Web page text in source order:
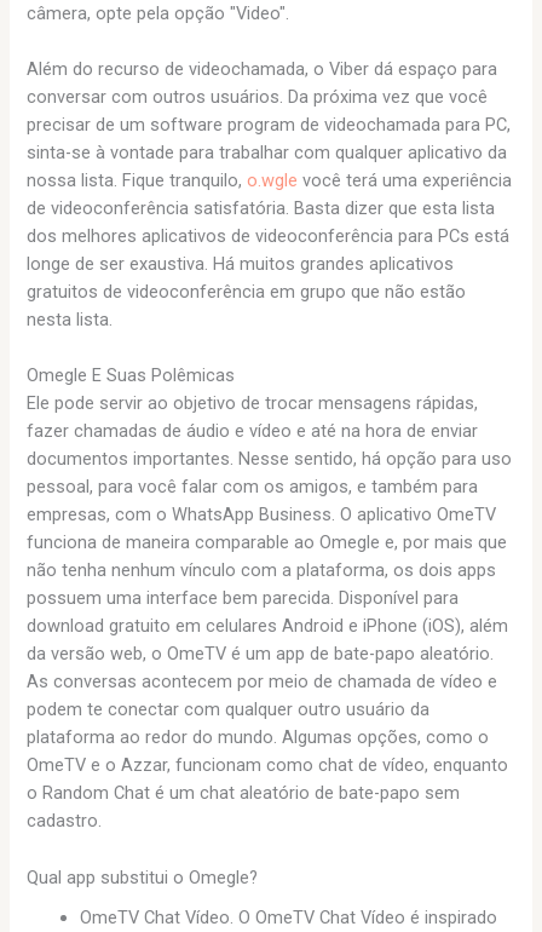
câmera, opte pela opção "Video".
Além do recurso de videochamada, o Viber dá espaço para
conversar com outros usuários. Da próxima vez que você
precisar de um software program de videochamada para PC,
sinta-se à vontade para trabalhar com qualquer aplicativo da
nossa lista. Fique tranquilo, o.wgle você terá uma experiência
de videoconferência satisfatória. Basta dizer que esta lista
dos melhores aplicativos de videoconferência para PCs está
longe de ser exaustiva. Há muitos grandes aplicativos
gratuitos de videoconferência em grupo que não estão
nesta lista.
Omegle E Suas Polêmicas
Ele pode servir ao objetivo de trocar mensagens rápidas,
fazer chamadas de áudio e vídeo e até na hora de enviar
documentos importantes. Nesse sentido, há opção para uso
pessoal, para você falar com os amigos, e também para
empresas, com o WhatsApp Business. O aplicativo OmeTV
funciona de maneira comparable ao Omegle e, por mais que
não tenha nenhum vínculo com a plataforma, os dois apps
possuem uma interface bem parecida. Disponível para
download gratuito em celulares Android e iPhone (iOS), além
da versão web, o OmeTV é um app de bate-papo aleatório.
As conversas acontecem por meio de chamada de vídeo e
podem te conectar com qualquer outro usuário da
plataforma ao redor do mundo. Algumas opções, como o
OmeTV e o Azzar, funcionam como chat de vídeo, enquanto
o Random Chat é um chat aleatório de bate-papo sem
cadastro.
Qual app substitui o Omegle?
OmeTV Chat Vídeo. O OmeTV Chat Vídeo é inspirado